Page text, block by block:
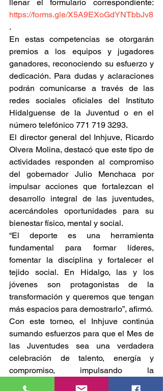
https://forms.gle/X5A9EXoGdYNTbbJv8
.
En estas competencias se otorgarán
premios a los equipos y jugadores
ganadores, reconociendo su esfuerzo y
dedicación. Para dudas y aclaraciones
podrán comunicarse a través de las
redes sociales oficiales del Instituto
Hidalguense de la Juventud o en el
número telefónico 771 719 3293.
El director general del Inhjuve, Ricardo
Olvera Molina, destacó que este tipo de
actividades responden al compromiso
del gobernador Julio Menchaca por
impulsar acciones que fortalezcan el
desarrollo integral de las juventudes,
acercándoles oportunidades para su
bienestar físico, mental y social.
“El deporte es una herramienta
fundamental para formar líderes,
fomentar la disciplina y fortalecer el
tejido social. En Hidalgo, las y los
jóvenes son protagonistas de la
transformación y queremos que tengan
más espacios para demostrarlo”, afirmó.
Con este torneo, el Inhjuve continúa
sumando esfuerzos para que el Mes de
las Juventudes sea una verdadera
celebración de talento, energía y
compromiso, impulsando la
participación activa en cada rincón del